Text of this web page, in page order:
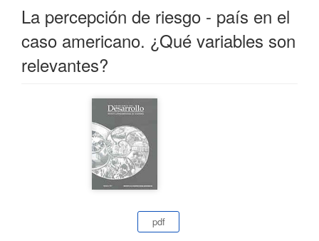
La percepción de riesgo - país en el
caso americano. ¿Qué variables son
relevantes?
pdf